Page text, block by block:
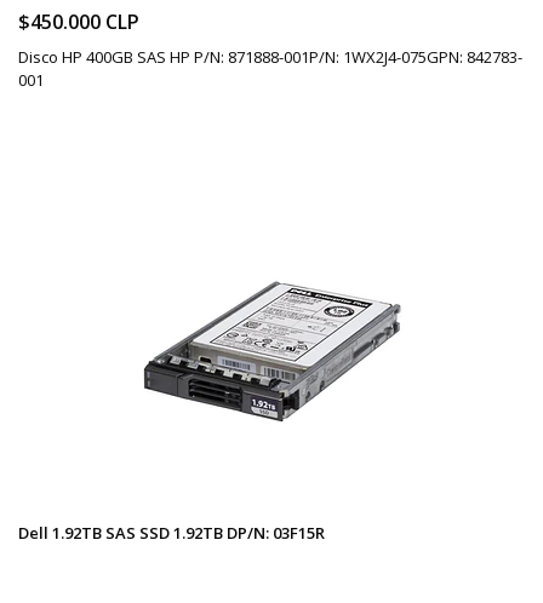
$450.000 CLP
Disco HP 400GB SAS HP P/N: 871888-001P/N: 1WX2J4-075GPN: 842783-
001
Dell 1.92TB SAS SSD 1.92TB DP/N: 03F15R